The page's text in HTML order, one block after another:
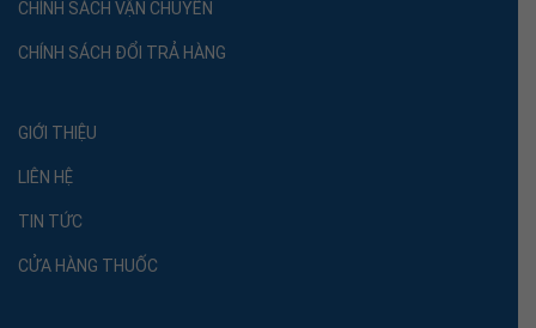
CHÍNH SÁCH VẬN CHUYỂN
CHÍNH SÁCH ĐỔI TRẢ HÀNG
GIỚI THIỆU
LIÊN HỆ
TIN TỨC
CỬA HÀNG THUỐC